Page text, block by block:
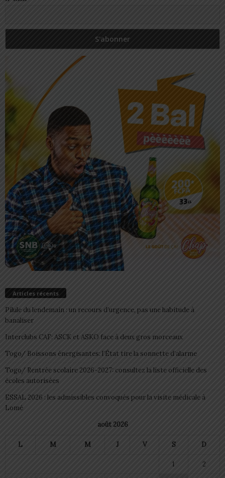
Articles récents
Pilule du lendemain : un recours d’urgence, pas une habitude à
banaliser
Interclubs CAF: ASCK et ASKO face à deux gros morceaux
Togo/ Boissons énergisantes: l’État tire la sonnette d’alarme
Togo/ Rentrée scolaire 2026-2027: consultez la liste officielle des
écoles autorisées
ESSAL 2026 : les admissibles convoqués pour la visite médicale à
Lomé
août 2026
L M M J V S D
1 2